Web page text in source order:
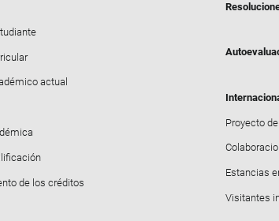
actual
de los créditos
Proyecto
Estancias
Visitantes